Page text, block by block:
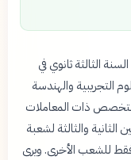
الثالثة ثانوي في
التجريبية والهندسة
التخصص ذات المعاملات
والثالثة لشعبة
فقط للشعب الأخرى. ويرى